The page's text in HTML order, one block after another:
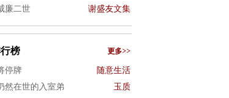
廉二世 谢盛友文集
榜 更多>>
停牌 随意生活
然在世的入室弟 玉质